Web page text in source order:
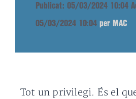
Publicat: 05/03/2024 10:04
05/03/2024 10:04 per MAC
Tot un privilegi. És el